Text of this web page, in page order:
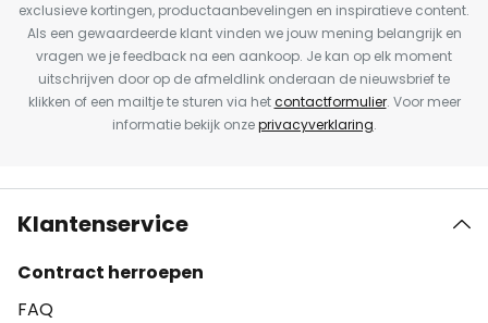
exclusieve kortingen, productaanbevelingen en inspiratieve content.
Als een gewaardeerde klant vinden we jouw mening belangrijk en
vragen we je feedback na een aankoop. Je kan op elk moment
uitschrijven door op de afmeldlink onderaan de nieuwsbrief te
klikken of een mailtje te sturen via hetcontactformulier. Voor meer
informatie bekijk onzeprivacyverklaring.
Klantenservice
Contract herroepen
FAQ